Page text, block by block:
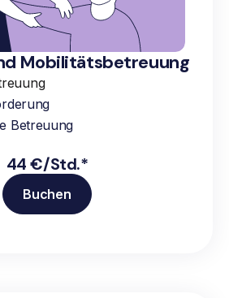
Mobilitätsbetreuung
Betreuung
44 €/Std.*
Buchen